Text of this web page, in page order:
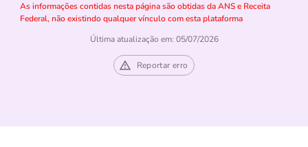
As informações contidas nesta página são obtidas da ANS e Receita
Federal, não existindo qualquer vínculo com esta plataforma
Última atualização em: 05/07/2026
Reportar erro